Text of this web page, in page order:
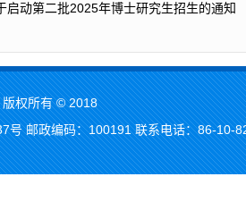
启动第二批2025年博士研究生招生的通知
版权所有 © 2018
号 邮政编码：100191 联系电话：86-10-